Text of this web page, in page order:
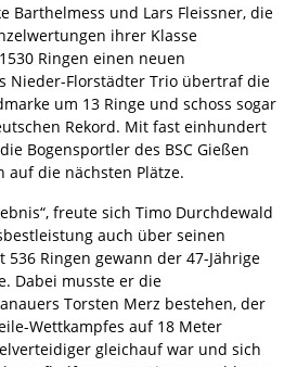
Barthelmess und Lars Fleissner, die
ihrer Klasse
Ringen einen neuen
Nieder-Florstädter Trio übertraf die
um 13 Ringe und schoss sogar
Rekord. Mit fast einhundert
Bogensportler des BSC Gießen
auf die nächsten Plätze.
freute sich Timo Durchdewald
auch über seinen
Ringen gewann der 47-Jährige
Dabei musste er die
Torsten Merz bestehen, der
Wettkampfes auf 18 Meter
gleichauf war und sich